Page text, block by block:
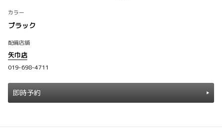
カラー
ブラック
配備店舗
矢巾店
019-698-4711
即時予約